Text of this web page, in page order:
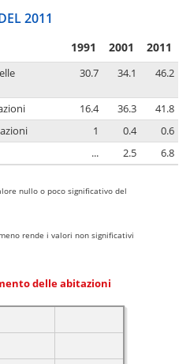
2011
1991 2001 2011
30.7 34.1 46.2
16.4 36.3
41.8
1 0.4
0.6
... 2.5 6.8
nullo o poco significativo del
rende i valori non significativi
delle abitazioni